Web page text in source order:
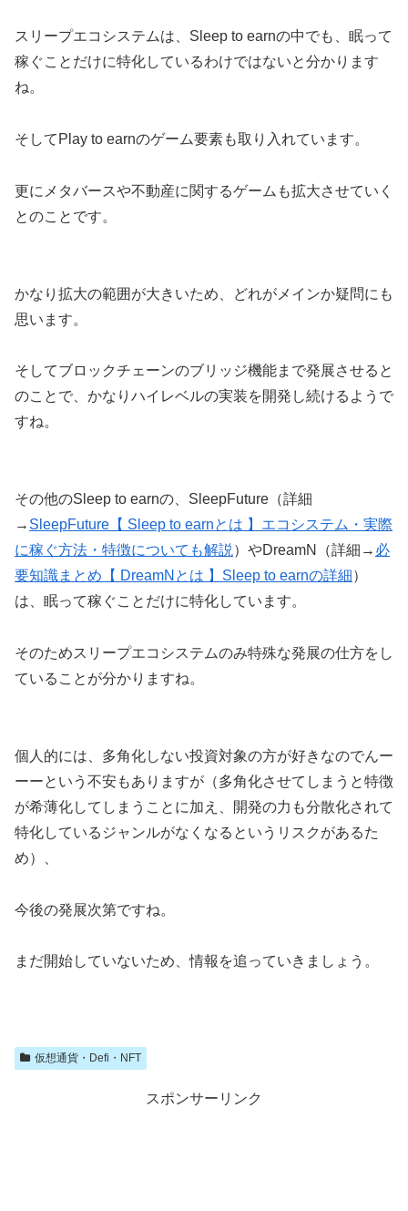
スリープエコシステムは、Sleep to earnの中でも、眠って
稼ぐことだけに特化しているわけではないと分かります
ね。
そしてPlay to earnのゲーム要素も取り入れています。
更にメタバースや不動産に関するゲームも拡大させていく
とのことです。
かなり拡大の範囲が大きいため、どれがメインか疑問にも
思います。
そしてブロックチェーンのブリッジ機能まで発展させると
のことで、かなりハイレベルの実装を開発し続けるようで
すね。
その他のSleep to earnの、SleepFuture（詳細
→ SleepFuture【 Sleep to earnとは 】エコシステム・実際
に稼ぐ方法・特徴についても解説 ）やDreamN（詳細→ 必
要知識まとめ【 DreamNとは 】Sleep to earnの詳細）
は、眠って稼ぐことだけに特化しています。
そのためスリープエコシステムのみ特殊な発展の仕方をし
ていることが分かりますね。
個人的には、多角化しない投資対象の方が好きなのでんー
ーーという不安もありますが（多角化させてしまうと特徴
が希薄化してしまうことに加え、開発の力も分散化されて
特化しているジャンルがなくなるというリスクがあるた
め）、
今後の発展次第ですね。
まだ開始していないため、情報を追っていきましょう。
仮想通貨・Defi・NFT
スポンサーリンク